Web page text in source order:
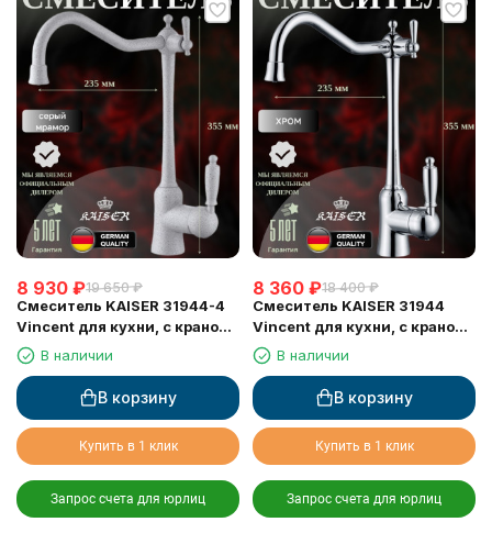
8 930 ₽19 650 ₽
Смеситель KAISER 31944-4
Vincent для кухни, с краном
для питьевой воды, серый
мрамор
В наличии
В корзину
Купить в 1 клик
Запрос счета для юрлиц
8 360 ₽18 400 ₽
Смеситель KAISER 31944
Vincent для кухни, с краном
для питьевой воды, хром
В наличии
В корзину
Купить в 1 клик
Запрос счета для юрлиц